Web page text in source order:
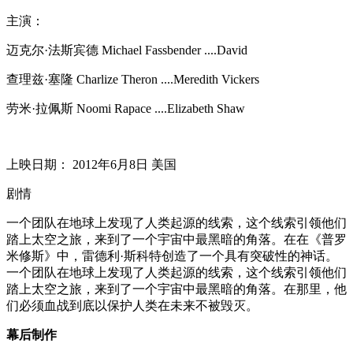
主演：
迈克尔·法斯宾德 Michael Fassbender ....David
查理兹·塞隆 Charlize Theron ....Meredith Vickers
劳米·拉佩斯 Noomi Rapace ....Elizabeth Shaw
上映日期： 2012年6月8日 美国
剧情
一个团队在地球上发现了人类起源的线索，这个线索引领他们
踏上太空之旅，来到了一个宇宙中最黑暗的角落。在在《普罗
米修斯》中，雷德利·斯科特创造了一个具有突破性的神话。
一个团队在地球上发现了人类起源的线索，这个线索引领他们
踏上太空之旅，来到了一个宇宙中最黑暗的角落。在那里，他
们必须血战到底以保护人类在未来不被毁灭。
幕后制作